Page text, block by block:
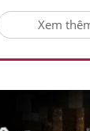
Xem